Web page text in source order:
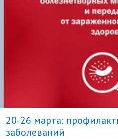
20-26 марта:
заболеваний